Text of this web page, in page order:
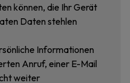
können, die Ihr Gerät
Daten stehlen
Informationen
Anruf, einer E-Mail
weiter